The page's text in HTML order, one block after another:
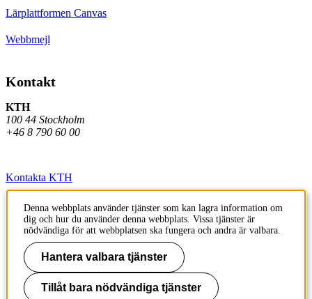
Lärplattformen Canvas
Webbmejl
Kontakt
KTH
100 44 Stockholm
+46 8 790 60 00
Kontakta KTH
Jobba på KTH
Press och media
Faktura och betalning KTH
Om KTH:s webbplatser
Denna webbplats använder tjänster som kan lagra information om
dig och hur du använder denna webbplats. Vissa tjänster är
nödvändiga för att webbplatsen ska fungera och andra är valbara.
Hantera valbara tjänster
Tillåt bara nödvändiga tjänster